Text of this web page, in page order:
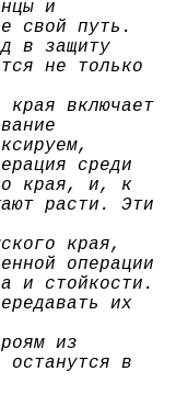
и
свой путь.
в защиту
не только
края включает
среди
края, и, к
расти. Эти
края,
операции
и стойкости.
их
из
останутся в